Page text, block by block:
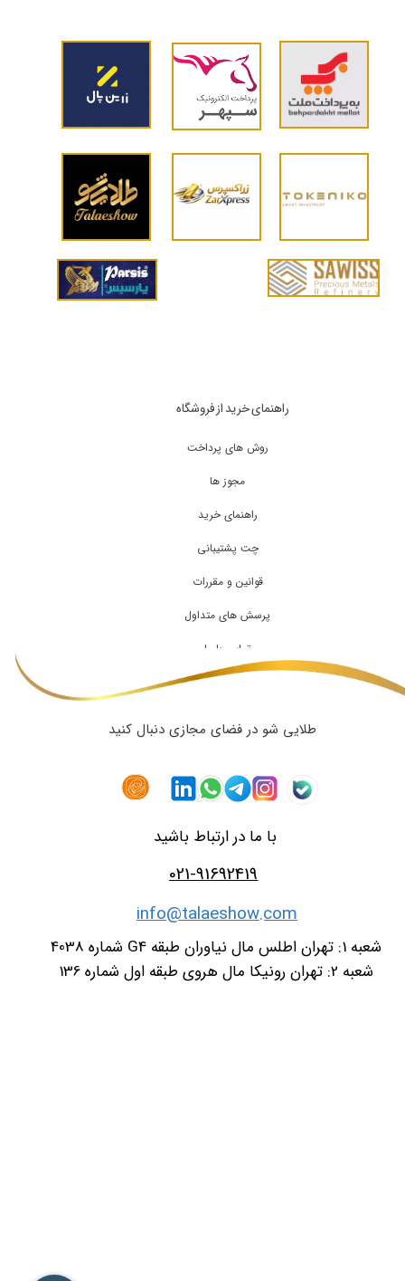
روش های پرداخت
مجوز ها
راهنمای خرید
چت پشتیبانی
قوانین و مقررات
پرسش های متداول
تماس با ما
راهنمای خرید از فروشگاه
شعبه 1: تهران اطلس مال نیاوران طبقه G4 شماره 4038
شعبه 2: تهران رونیکا مال هروی طبقه اول شماره 136
طلایی شو در فضای مجازی دنبال کنید
021-91692419
info@talaeshow.com
با ما در ارتباط باشید